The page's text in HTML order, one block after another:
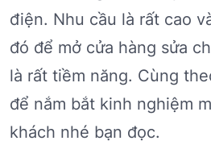
điện. Nhu cầu là rất cao
đó để mở cửa hàng sửa
là rất tiềm năng. Cùng
để nắm bắt kinh nghiệm
khách nhé bạn đọc.